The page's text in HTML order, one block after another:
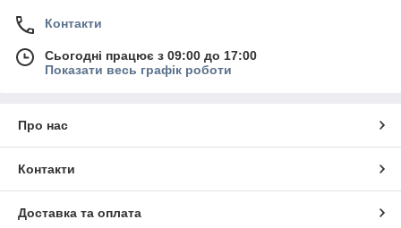
Контакти
Сьогодні працює з 09:00 до 17:00
Показати весь графік роботи
Про нас
Контакти
Доставка та оплата